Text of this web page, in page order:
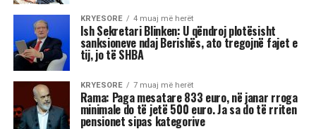
Stina e vjeshtës ka nisur me një energji kozmike
të jashtëzakonshme dhe këtë javë yjet nuk
premtojnë qetësi! Në studion e “Rudina” në Tv